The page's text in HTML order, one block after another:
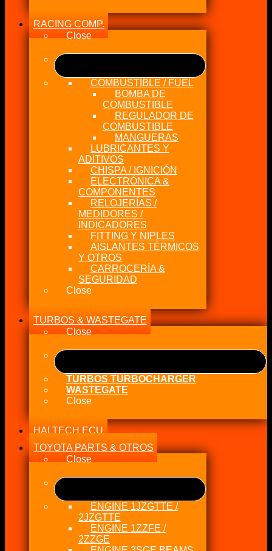
RACING COMP.
Close
COMBUSTIBLE / FUEL
BOMBA DE
COMBUSTIBLE
REGULADOR DE
COMBUSTIBLE
MANGUERAS
LUBRICANTES Y
ADITIVOS
CHISPA / IGNICIÓN
ELECTRÓNICA &
COMPONENTES
RELOJERÍAS /
MEDIDORES /
INDICADORES
FITTING Y NIPLES
AISLANTES TÉRMICOS
Y OTROS
CARROCERÍA &
SEGURIDAD
Close
TURBOS & WASTEGATE
Close
TURBOS TURBOCHARGER
WASTEGATE
Close
HALTECH ECU
TOYOTA PARTS & OTROS
Close
ENGINE 1JZGTTE /
2JZGTTE
ENGINE 1ZZFE /
2ZZGE